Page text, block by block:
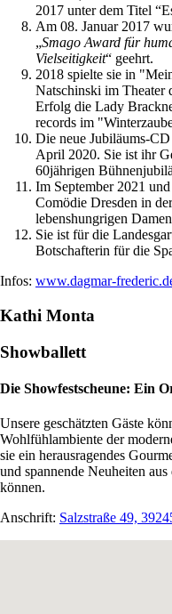
2017 unter dem Titel
Am 08. Januar 2017
„Smago Award für
Vielseitigkeit“ geehrt.
2018 spielte sie in
Natschinski im Theater
Erfolg die Lady
records im
Die neue Jubiläums-
April 2020. Sie ist ihr
60jährigen
Im September 2021
Comödie Dresden in
lebenshungrigen
Sie ist für die
Botschafterin für die
Infos: www.dagmar-
Kathi Monta
Showballett
Die Showfestscheune: Ein
Unsere geschätzten Gäste
Wohlfühlambiente der
sie ein herausragendes
und spannende Neuheiten
können.
Anschrift: Salzstraße 49,